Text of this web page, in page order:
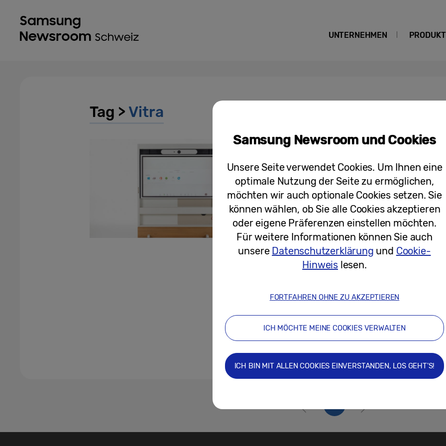
UNTERNEHMEN
Tag > Vitra
Dancing Wall «Mobile
Logitech und Barco eine
Zusammenarbeit entwickelt
Samsung Newsroom und Cookies
Unsere Seite verwendet Cookies. Um Ihnen eine
optimale Nutzung der Seite zu ermöglichen,
möchten wir auch optionale Cookies setzen. Sie
können wählen, ob Sie alle Cookies akzeptieren
oder eigene Präferenzen einstellen möchten.
Für weitere Informationen können Sie auch
unsere Datenschutzerklärung und Cookie-
Hinweis lesen.
FORTFAHREN OHNE ZU AKZEPTIEREN
ICH MÖCHTE MEINE COOKIES VERWALTEN
ICH BIN MIT ALLEN COOKIES EINVERSTANDEN, LOS GEHT'S!